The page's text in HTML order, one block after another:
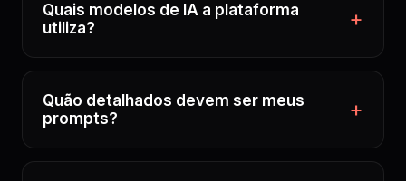
Quais modelos de IA a plataforma
utiliza?
Quão detalhados devem ser meus
prompts?